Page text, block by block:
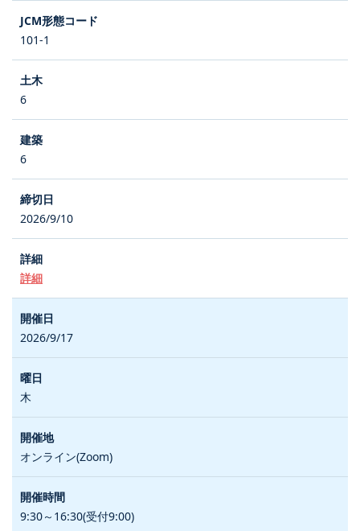
101-1
6
6
2026/9/10
詳細
2026/9/17
木
オンライン(Zoom)
9:30～16:30(受付9:00)